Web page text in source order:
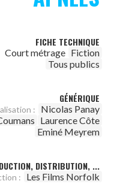
FICHE TECHNIQUE
Court métrage Fiction
Tous publics
GÉNÉRIQUE
: Nicolas Panay
Laurence Côte
Eminé Meyrem
DISTRIBUTION, ...
: Les Films Norfolk